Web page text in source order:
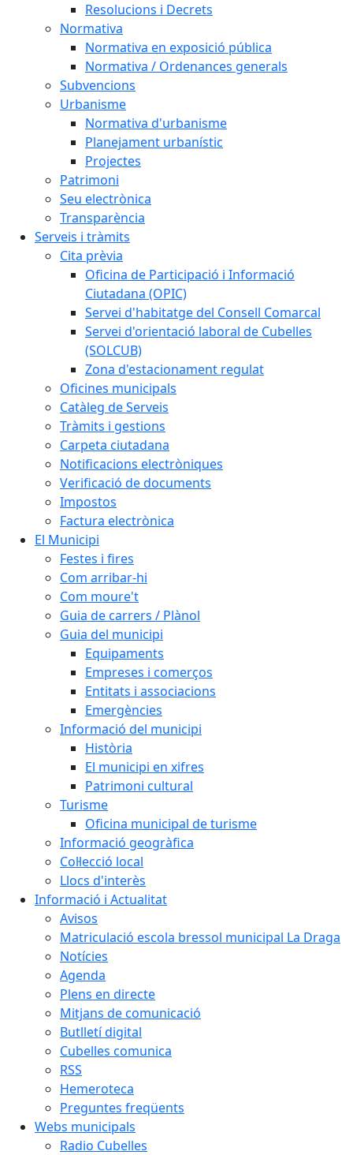
Resolucions i Decrets
Normativa
Normativa en exposició pública
Normativa / Ordenances generals
Subvencions
Urbanisme
Normativa d'urbanisme
Planejament urbanístic
Projectes
Patrimoni
Seu electrònica
Transparència
Serveis i tràmits
Cita prèvia
Oficina de Participació i Informació
Ciutadana (OPIC)
Servei d'habitatge del Consell Comarcal
Servei d'orientació laboral de Cubelles
(SOLCUB)
Zona d'estacionament regulat
Oficines municipals
Catàleg de Serveis
Tràmits i gestions
Carpeta ciutadana
Notificacions electròniques
Verificació de documents
Impostos
Factura electrònica
El Municipi
Festes i fires
Com arribar-hi
Com moure't
Guia de carrers / Plànol
Guia del municipi
Equipaments
Empreses i comerços
Entitats i associacions
Emergències
Informació del municipi
Història
El municipi en xifres
Patrimoni cultural
Turisme
Oficina municipal de turisme
Informació geogràfica
Col·lecció local
Llocs d'interès
Informació i Actualitat
Avisos
Matriculació escola bressol municipal La Draga
Notícies
Agenda
Plens en directe
Mitjans de comunicació
Butlletí digital
Cubelles comunica
RSS
Hemeroteca
Preguntes freqüents
Webs municipals
Radio Cubelles